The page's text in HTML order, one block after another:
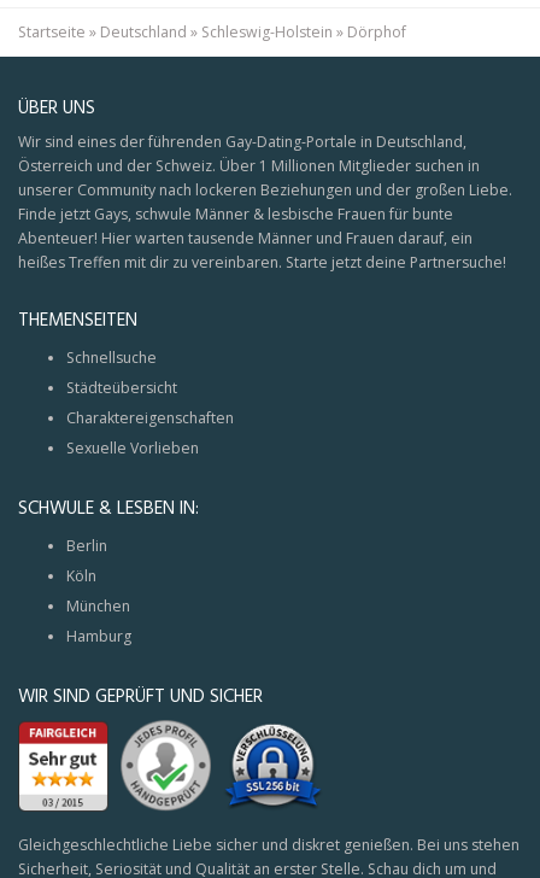
Startseite » Deutschland » Schleswig-Holstein » Dörphof
ÜBER UNS
Wir sind eines der führenden Gay-Dating-Portale in Deutschland,
Österreich und der Schweiz. Über 1 Millionen Mitglieder suchen in
unserer Community nach lockeren Beziehungen und der großen Liebe.
Finde jetzt Gays, schwule Männer & lesbische Frauen für bunte
Abenteuer! Hier warten tausende Männer und Frauen darauf, ein
heißes Treffen mit dir zu vereinbaren. Starte jetzt deine Partnersuche!
THEMENSEITEN
Schnellsuche
Städteübersicht
Charaktereigenschaften
Sexuelle Vorlieben
SCHWULE & LESBEN IN:
Berlin
Köln
München
Hamburg
WIR SIND GEPRÜFT UND SICHER
Gleichgeschlechtliche Liebe sicher und diskret genießen. Bei uns stehen
Sicherheit, Seriosität und Qualität an erster Stelle. Schau dich um und